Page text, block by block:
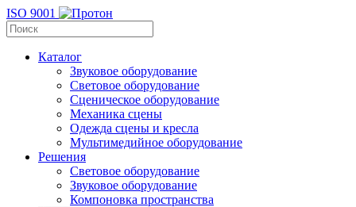
ISO 9001
Каталог
Звуковое оборудование
Световое оборудование
Сценическое оборудование
Механика сцены
Одежда сцены и кресла
Мультимедийное оборудование
Решения
Световое оборудование
Звуковое оборудование
Компоновка пространства